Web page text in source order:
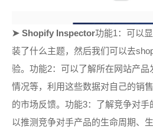
➤ Shopify Inspector功能1： 可以
装了什么主题，然后我们可以去
验。 功能2：可以了解所在网站产
情况等，利用这些数据对自己的销
的市场反馈。 功能3：了解竞争对
以推测竞争对手产品的生命周期、生